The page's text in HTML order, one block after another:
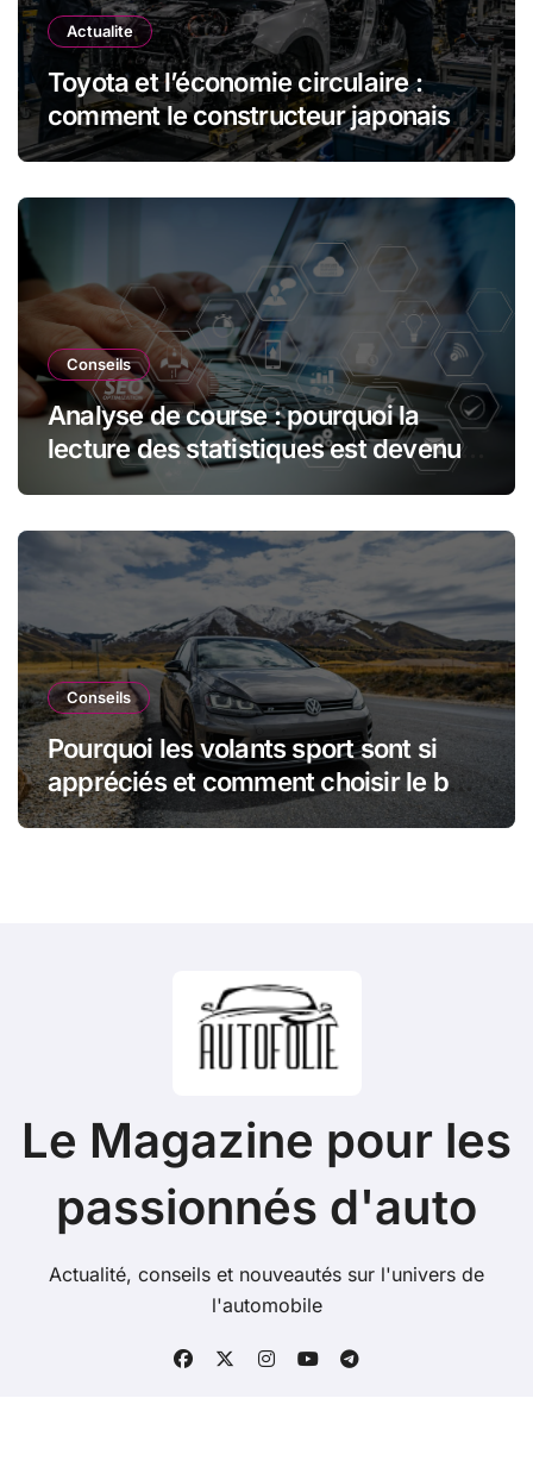
Actualite
Toyota et l’économie circulaire :
comment le constructeur japonais
réduit les déchets et optimise les
Conseils
Analyse de course : pourquoi la
lecture des statistiques est devenue
essentielle en sport automobile
Conseils
Pourquoi les volants sport sont si
appréciés et comment choisir le bon
modèle
Le Magazine pour les
passionnés d'auto
Actualité, conseils et nouveautés sur l'univers de
l'automobile